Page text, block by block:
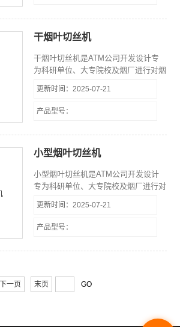
操作方便、切丝均匀使用安全性高等特
干烟叶切丝机
干烟叶切丝机是ATM公司开发设计专
为科研单位、大专院校及烟厂进行对烟
时，用于烟叶切丝的实验室专用设备，
主要用于从事烟叶调拨、配方开发、卷
便、切丝均匀使用安全性高等特点。
更新时间：2025-07-21
产品型号：
小型烟叶切丝机
小型烟叶切丝机是ATM公司开发设计
专为科研单位、大专院校及烟厂进行对
价时，用于烟叶切丝的实验室专用设
备，主要用于从事烟叶调拨、配方开
点。
更新时间：2025-07-21
产品型号：
下一页 末页